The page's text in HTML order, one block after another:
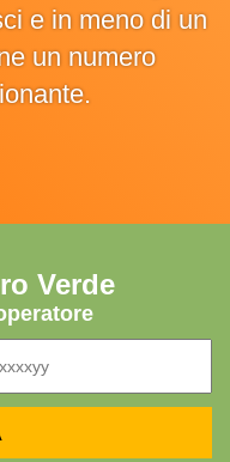
e in meno di un
un numero
Verde